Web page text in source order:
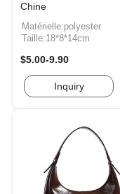
Chine
Matérielle:polyester
Taille:18*8*14cm
$5.00-9.90
Inquiry